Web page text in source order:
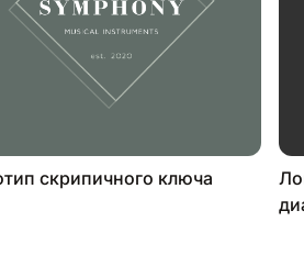
скрипичного ключа